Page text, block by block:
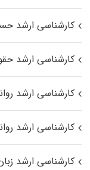
کارشناسی ارشد
کارشناسی ارشد
کارشناسی ارشد
کارشناسی ارشد
کارشناسی ارشد